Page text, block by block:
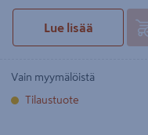
Lue lisää
Vain myymälöistä
Tilaustuote